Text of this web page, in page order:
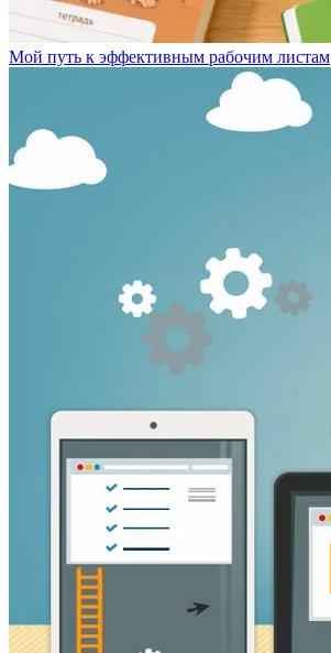
Мой путь к эффективным рабочим листам